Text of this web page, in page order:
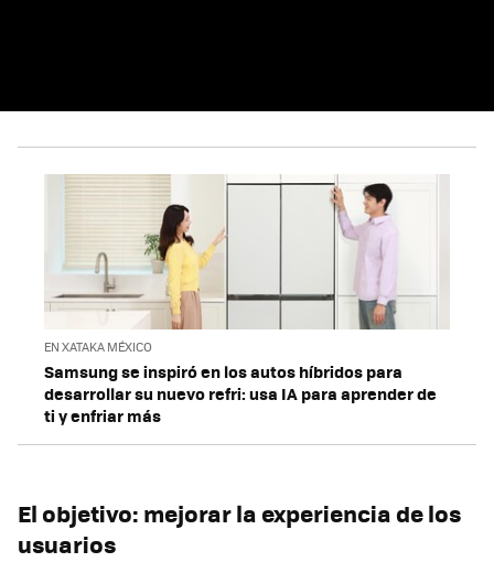
EN XATAKA MÉXICO
Samsung se inspiró en los autos híbridos para
desarrollar su nuevo refri: usa IA para aprender de
ti y enfriar más
El objetivo: mejorar la experiencia de los
usuarios